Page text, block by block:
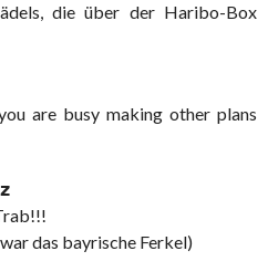
die über der Haribo-Box
are busy making other plans
das bayrische Ferkel)